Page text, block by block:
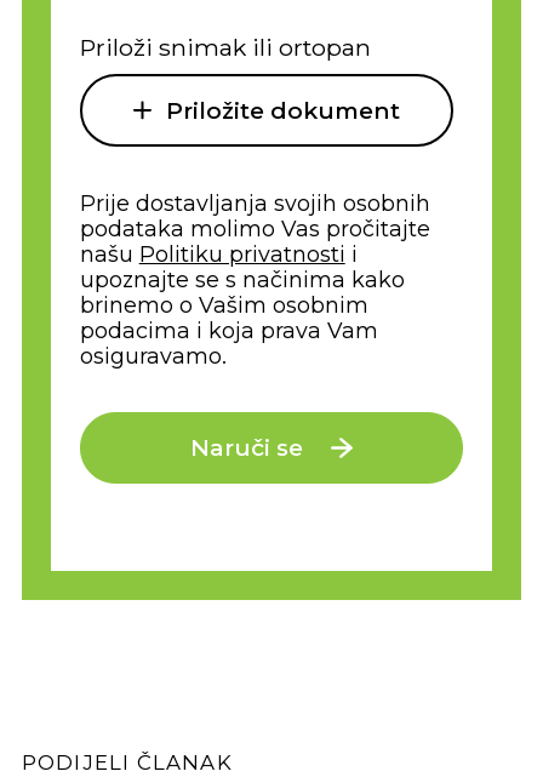
Priloži snimak ili ortopan
Priložite dokument
Prije dostavljanja svojih osobnih
podataka molimo Vas pročitajte
našu Politiku privatnosti i
upoznajte se s načinima kako
brinemo o Vašim osobnim
podacima i koja prava Vam
osiguravamo.
Naruči se
PODIJELI ČLANAK